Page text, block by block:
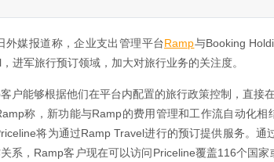
外媒报道称，企业支出管理平台Ramp与Booking
进军旅行预订领域，加大对旅行业务的关注度。
户能够根据他们在平台内配置的旅行政策控制，直接
称，新功能与Ramp的费用管理和工作流自动化相
将为通过Ramp Travel进行的预订提供服务。通
系，Ramp客户现在可以访问Priceline覆盖116个国